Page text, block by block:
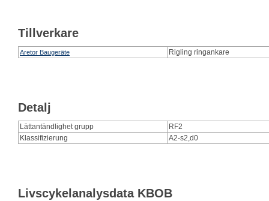
Tillverkare
Aretor Baugeräte Rigling ringankare
Detalj
Lättantändlighet grupp
RF2
Klassifizierung
A2-s2,d0
Livscykelanalysdata KBOB